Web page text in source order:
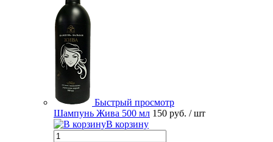
Быстрый просмотр
Шампунь Жива 500 мл 150 руб. / шт
В корзину